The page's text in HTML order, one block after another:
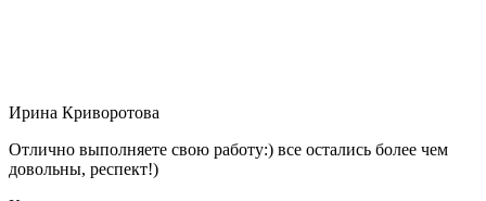
Ирина Криворотова
Отлично выполняете свою работу:) все остались более чем
довольны, респект!)